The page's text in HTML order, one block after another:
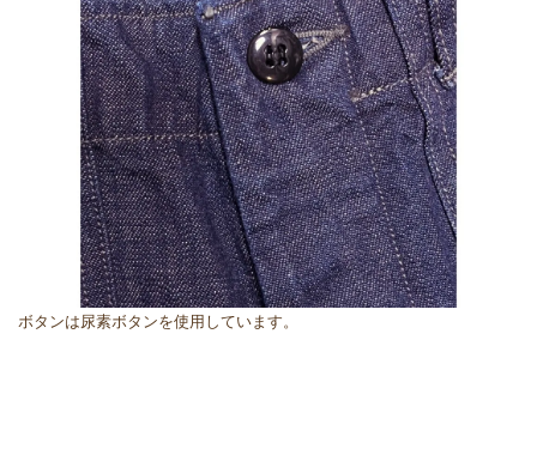
ボタンは尿素ボタンを使用しています。